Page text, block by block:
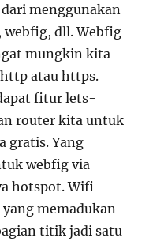
menggunakan
dll. Webfig
mungkin kita
atau https.
fitur lets-
router kita untuk
gratis. Yang
webfig via
hotspot. Wifi
memadukan
titik jadi satu